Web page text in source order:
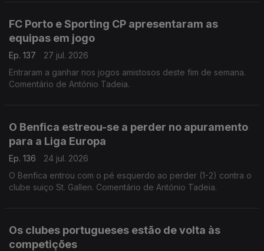
FC Porto e Sporting CP apresentaram as
equipas em jogo
Ep. 137
27 jul. 2026
Entraram a ganhar nos jogos amistosos deste fim de semana.
Comentário de António Tadeia.
O Benfica estreou-se a perder no apuramento
para a Liga Europa
Ep. 136
24 jul. 2026
O Benfica entrou com o pé esquerdo ao perder (1-2) contra o
clube suiço St. Gallen. Comentário de António Tadeia.
Os clubes portugueses estão de volta às
competições